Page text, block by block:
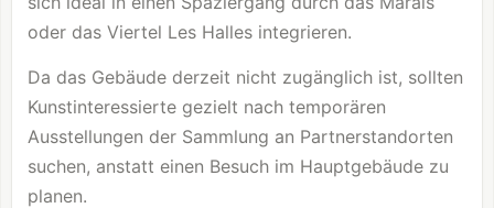
oder das Viertel Les Halles integrieren.
Da das Gebäude derzeit nicht zugänglich ist, sollten
Kunstinteressierte gezielt nach temporären
Ausstellungen der Sammlung an Partnerstandorten
suchen, anstatt einen Besuch im Hauptgebäude zu
planen.